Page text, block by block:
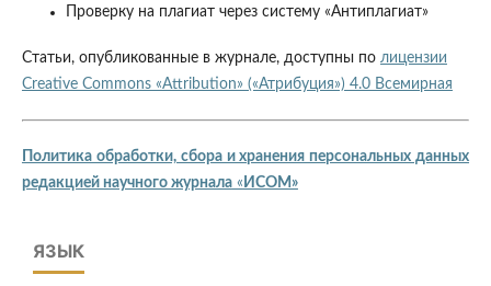
Проверку на плагиат через систему «Антиплагиат»
Статьи, опубликованные в журнале, доступны по лицензии
Creative Commons «Attribution» («Атрибуция») 4.0 Всемирная
Политика обработки, сбора и хранения персональных данных
редакцией научного журнала« ИСОМ»
ЯЗЫК